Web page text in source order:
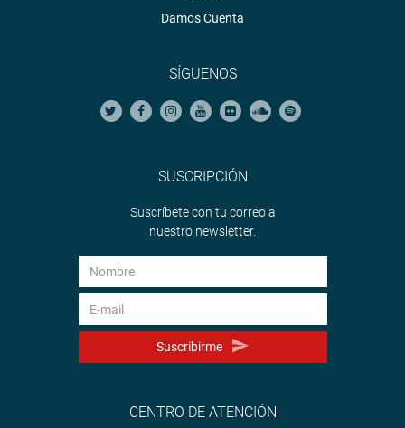
Damos Cuenta
SÍGUENOS
SUSCRIPCIÓN
Suscríbete con tu correo a
nuestro newsletter.
Suscribirme
CENTRO DE ATENCIÓN